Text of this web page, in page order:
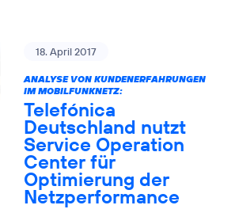
18. April 2017
ANALYSE VON KUNDENERFAHRUNGEN
IM MOBILFUNKNETZ:
Telefónica
Deutschland nutzt
Service Operation
Center für
Optimierung der
Netzperformance